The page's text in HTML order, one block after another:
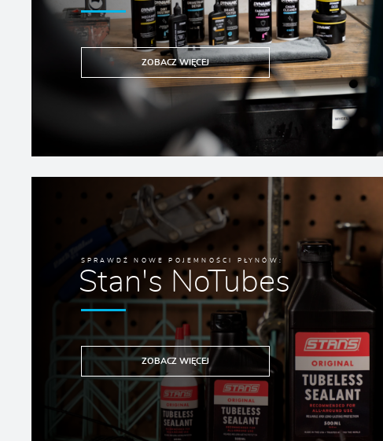
ZOBACZ WIĘCEJ
SPRAWDŹ NOWE POJEMNOŚCI PŁYNÓW:
Stan's NoTubes
ZOBACZ WIĘCEJ